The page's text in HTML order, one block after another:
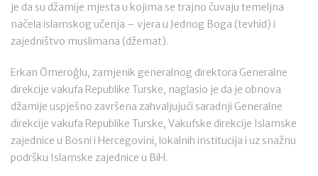
je da su džamije mjesta u kojima se trajno čuvaju temeljna
načela islamskog učenja – vjera u Jednog Boga (tevhid) i
zajedništvo muslimana (džemat).
Erkan Ömeroğlu, zamjenik generalnog direktora Generalne
direkcije vakufa Republike Turske, naglasio je da je obnova
džamije uspješno završena zahvaljujući saradnji Generalne
direkcije vakufa Republike Turske, Vakufske direkcije Islamske
zajednice u Bosni i Hercegovini, lokalnih institucija i uz snažnu
podršku Islamske zajednice u BiH.